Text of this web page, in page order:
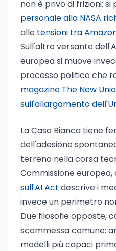
non è privo di frizioni: si
personale alla NASA
alle tensioni tra
Sull'altro versante
europea si muove
processo politico che
magazine The New
sull'allargamento
La Casa Bianca tiene
dell'adesione
terreno nella corsa
Commissione europea,
sull'AI Act descrive i
invece un perimetro
Due filosofie opposte,
scommessa comune:
modelli più capaci